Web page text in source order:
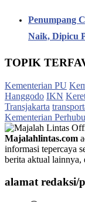
Penumpang
Naik, Dipicu
TOPIK
Kementerian PU
Hanggodo IKN
Transjakarta
Kementerian
Majalahlintas.com
informasi tepercaya
berita aktual
alamat redaksi/